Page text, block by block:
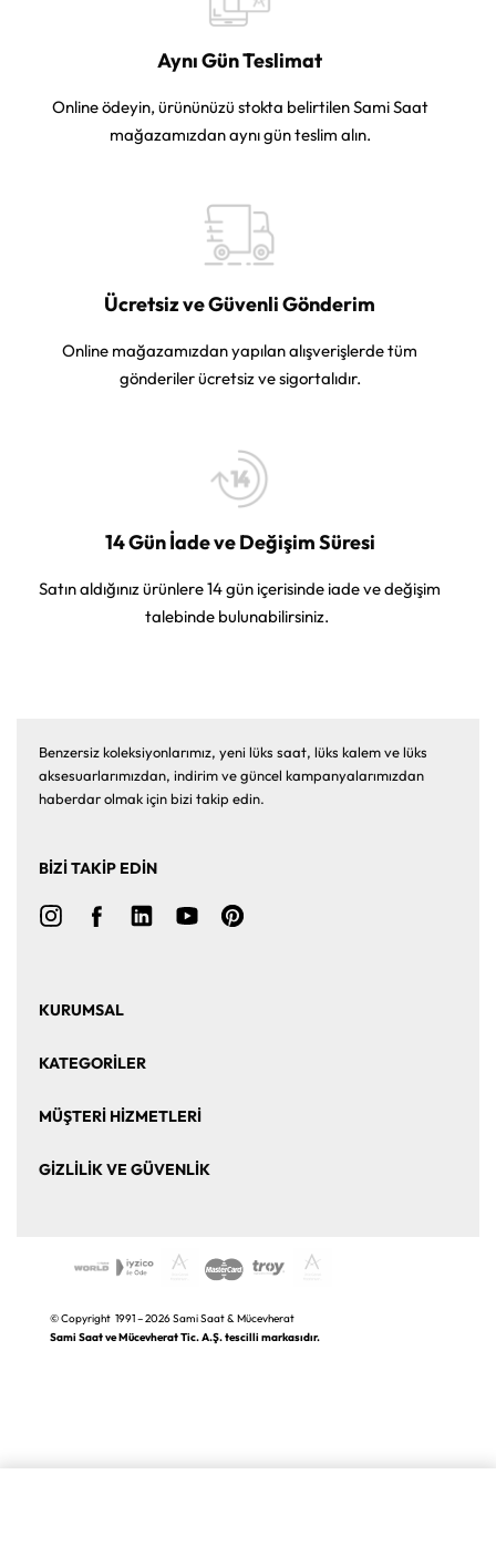
Aynı Gün Teslimat
Online ödeyin, ürününüzü stokta belirtilen Sami Saat
mağazamızdan aynı gün teslim alın.
Ücretsiz ve Güvenli Gönderim
Online mağazamızdan yapılan alışverişlerde tüm
gönderiler ücretsiz ve sigortalıdır.
14 Gün İade ve Değişim Süresi
Satın aldığınız ürünlere 14 gün içerisinde iade ve değişim
talebinde bulunabilirsiniz.
Benzersiz koleksiyonlarımız, yeni lüks saat, lüks kalem ve lüks
aksesuarlarımızdan, indirim ve güncel kampanyalarımızdan
haberdar olmak için bizi takip edin.
BİZİ TAKİP EDİN
KURUMSAL
KATEGORİLER
Kalem ve Aksesuar
MÜŞTERİ HİZMETLERİ
GİZLİLİK VE GÜVENLİK
© Copyright 1991 – 2026 Sami Saat & Mücevherat
Sami Saat ve Mücevherat Tic. A.Ş. tescilli markasıdır.